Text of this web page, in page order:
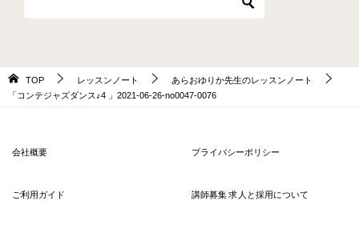
TOP レッスンノート
あらおゆりか先生のレッスンノート
「コンテジャズダンス♪4 」2021-06-26-no0047-0076
会社概要 プライバシーポリシー
ご利用ガイド 講師募集 求人と採用について